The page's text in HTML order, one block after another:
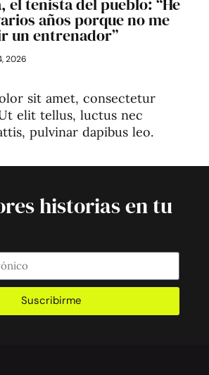
años porque no me
un entrenador”
2026
sit amet, consectetur
elit tellus, luctus nec
pulvinar dapibus leo.
historias en tu
Suscribirme